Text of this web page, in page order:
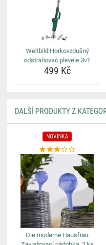
Weltbild Horkovzdušný
odstraňovač plevele 3v1
499 Kč
DALŠÍ PRODUKTY Z
NOVINKA
Die moderne Hausfrau